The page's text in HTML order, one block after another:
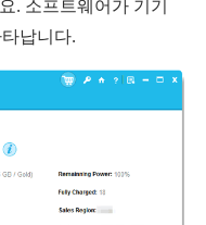
. 소프트웨어가 기기
납니다.